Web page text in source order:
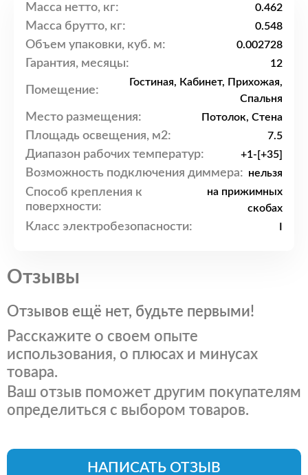
Масса нетто, кг: 0.462
Масса брутто, кг: 0.548
Объем упаковки, куб. м: 0.002728
Гарантия, месяцы: 12
Помещение:
Гостиная, Кабинет, Прихожая,
Спальня
Место размещения: Потолок, Стена
Площадь освещения, м2: 7.5
Диапазон рабочих температур: +1-[+35]
Возможность подключения диммера: нельзя
Способ крепления к
поверхности:
на прижимных
скобах
Класс электробезопасности:
Отзывы
Отзывов ещё нет, будьте первыми!
Расскажите о своем опыте
использования, о плюсах и минусах
товара.
Ваш отзыв поможет другим покупателям
определиться с выбором товаров.
НАПИСАТЬ ОТЗЫВ